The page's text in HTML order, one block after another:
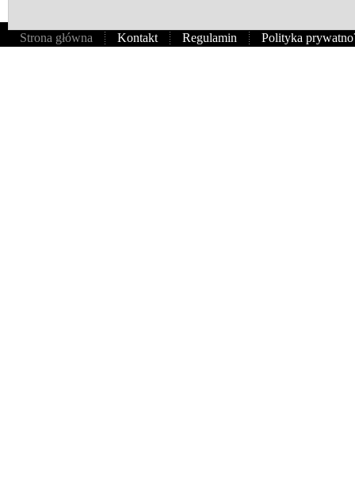
Strona główna Kontakt Regulamin Polityka